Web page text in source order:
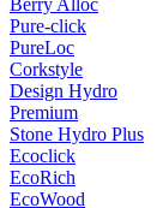
Berry Alloc
Pure-click
PureLoc
Corkstyle
Design Hydro
Premium
Stone Hydro Plus
Ecoclick
EcoRich
EcoWood